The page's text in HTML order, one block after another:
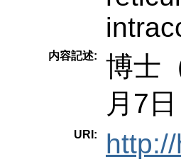
内容記述:
博士
月7日
URI: